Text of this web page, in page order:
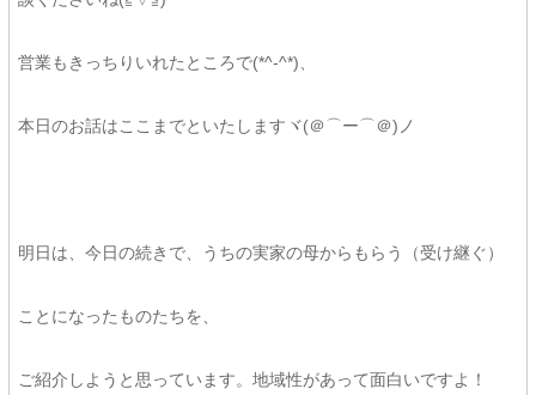
営業もきっちりいれたところで(*^-^*)、
本日のお話はここまでといたしますヾ(＠⌒ー⌒＠)ノ
明日は、今日の続きで、うちの実家の母からもらう（受け継ぐ）
ことになったものたちを、
ご紹介しようと思っています。地域性があって面白いですよ！